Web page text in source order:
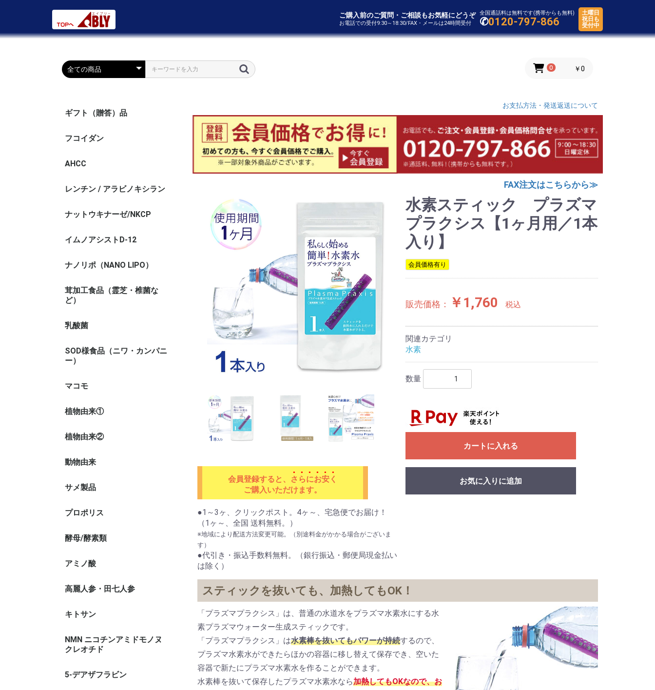
ご購入前のご質問・ご相談もお気軽にどうぞ
お電話での受付9:30～18:30/FAX・メールは24時間受付
全国通話料は無料です(携帯からも無料)
✆0120-797-866
土曜日
祝日も
受付中
0 ￥0
ギフト（贈答）品
フコイダン
AHCC
レンチン / アラビノキシラン
ナットウキナーゼ/NKCP
イムノアシストD-12
ナノリポ（NANO LIPO）
茸加工食品（霊芝・椎菌な
ど）
姫マツタケ
ヤマブシタケ
アガリクス
LEM 椎菌
マイタケ加工食品
ハナビラタケ
メシマコブ
乳酸菌 ビオネ（乳酸菌生産物質）
ダイヤキング (新型乳酸菌
EF-621K菌)
ラブレ菌
SOD様食品（ニワ・カンパニ
ー）
マコモ
植物由来① タヒボNFD
五葉の松SPN
垂盆草エキス
梅肉エキス
じゃばら
サラシア
その他の植物系
植物由来② アルギン酸
シーベリー
ウロリチン
ペルシャザクロ
ゴーヤー
月見草油「エポグラン」
アッケシ草（サンゴ草）
ブルーベリー・ルテイン
動物由来
サメ製品
プロポリス
酵母/酵素類
アミノ酸 霧島黒酢エキス
高麗人参・田七人参 田七人参
高麗人参
キトサン
NMN ニコチンアミドモノヌ
クレオチド
5-デアザフラビン
お支払方法・発送返送について
FAX注文はこちらから≫
会員登録すると、
さらにお安く
ご購入いただけます。
●1～3ヶ、クリックポスト。4ヶ～、宅急便でお届け！
（1ヶ～、全国 送料無料。）
※地域により配送方法変更可能。（別途料金がかかる場合がございま
す）
●代引き・振込手数料無料。（銀行振込・郵便局現金払い
は除く）
水素スティック プラズマ
プラクシス【1ヶ月用／1本
入り】
会員価格有り
販売価格： ￥1,760 税込
関連カテゴリ
水素
数量
カートに入れる
お気に入りに追加
スティックを抜いても、加熱してもOK！
「プラズマプラクシス」は、普通の水道水をプラズマ水素水にする水
素プラズマウォーター生成スティックです。
「プラズマプラクシス」は水素棒を抜いてもパワーが持続するので、
プラズマ水素水ができたらほかの容器に移し替えて保存でき、空いた
容器で新たにプラズマ水素水を作ることができます。
水素棒を抜いて保存したプラズマ水素水なら加熱してもOKなので、お